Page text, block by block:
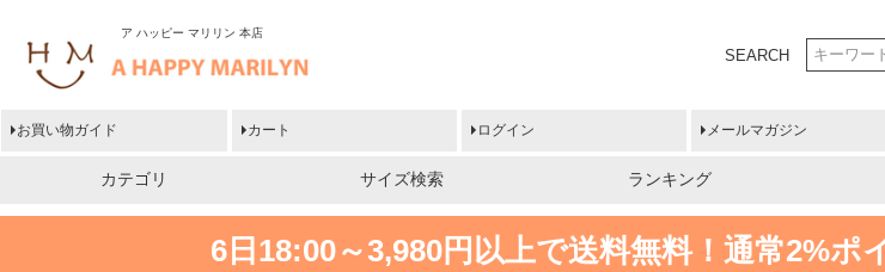
ア ハッピー マリリン 本店
SEARCH
お買い物ガイド カート ログイン メールマガジン
カテゴリ サイズ検索 ランキング
6日18:00～3,980円以上で送料無料！ 通常2%ポ